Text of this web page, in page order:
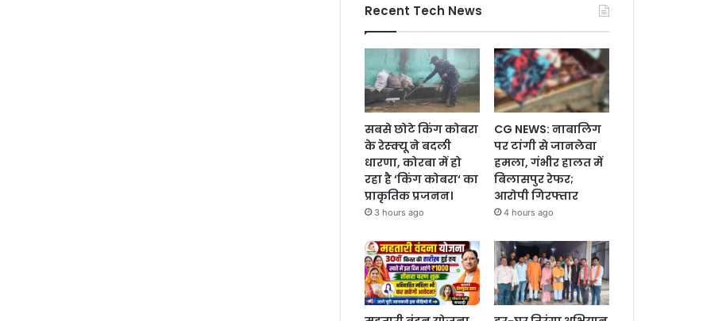
Recent Tech News
सबसे छोटे किंग कोबरा
के रेस्क्यू ने बदली
धारणा, कोरबा में हो
रहा है ‘किंग कोबरा‘ का
प्राकृतिक प्रजनन।
3 hours ago
CG NEWS: नाबालिग
पर टांगी से जानलेवा
हमला, गंभीर हालत में
बिलासपुर रेफर;
आरोपी गिरफ्तार
4 hours ago